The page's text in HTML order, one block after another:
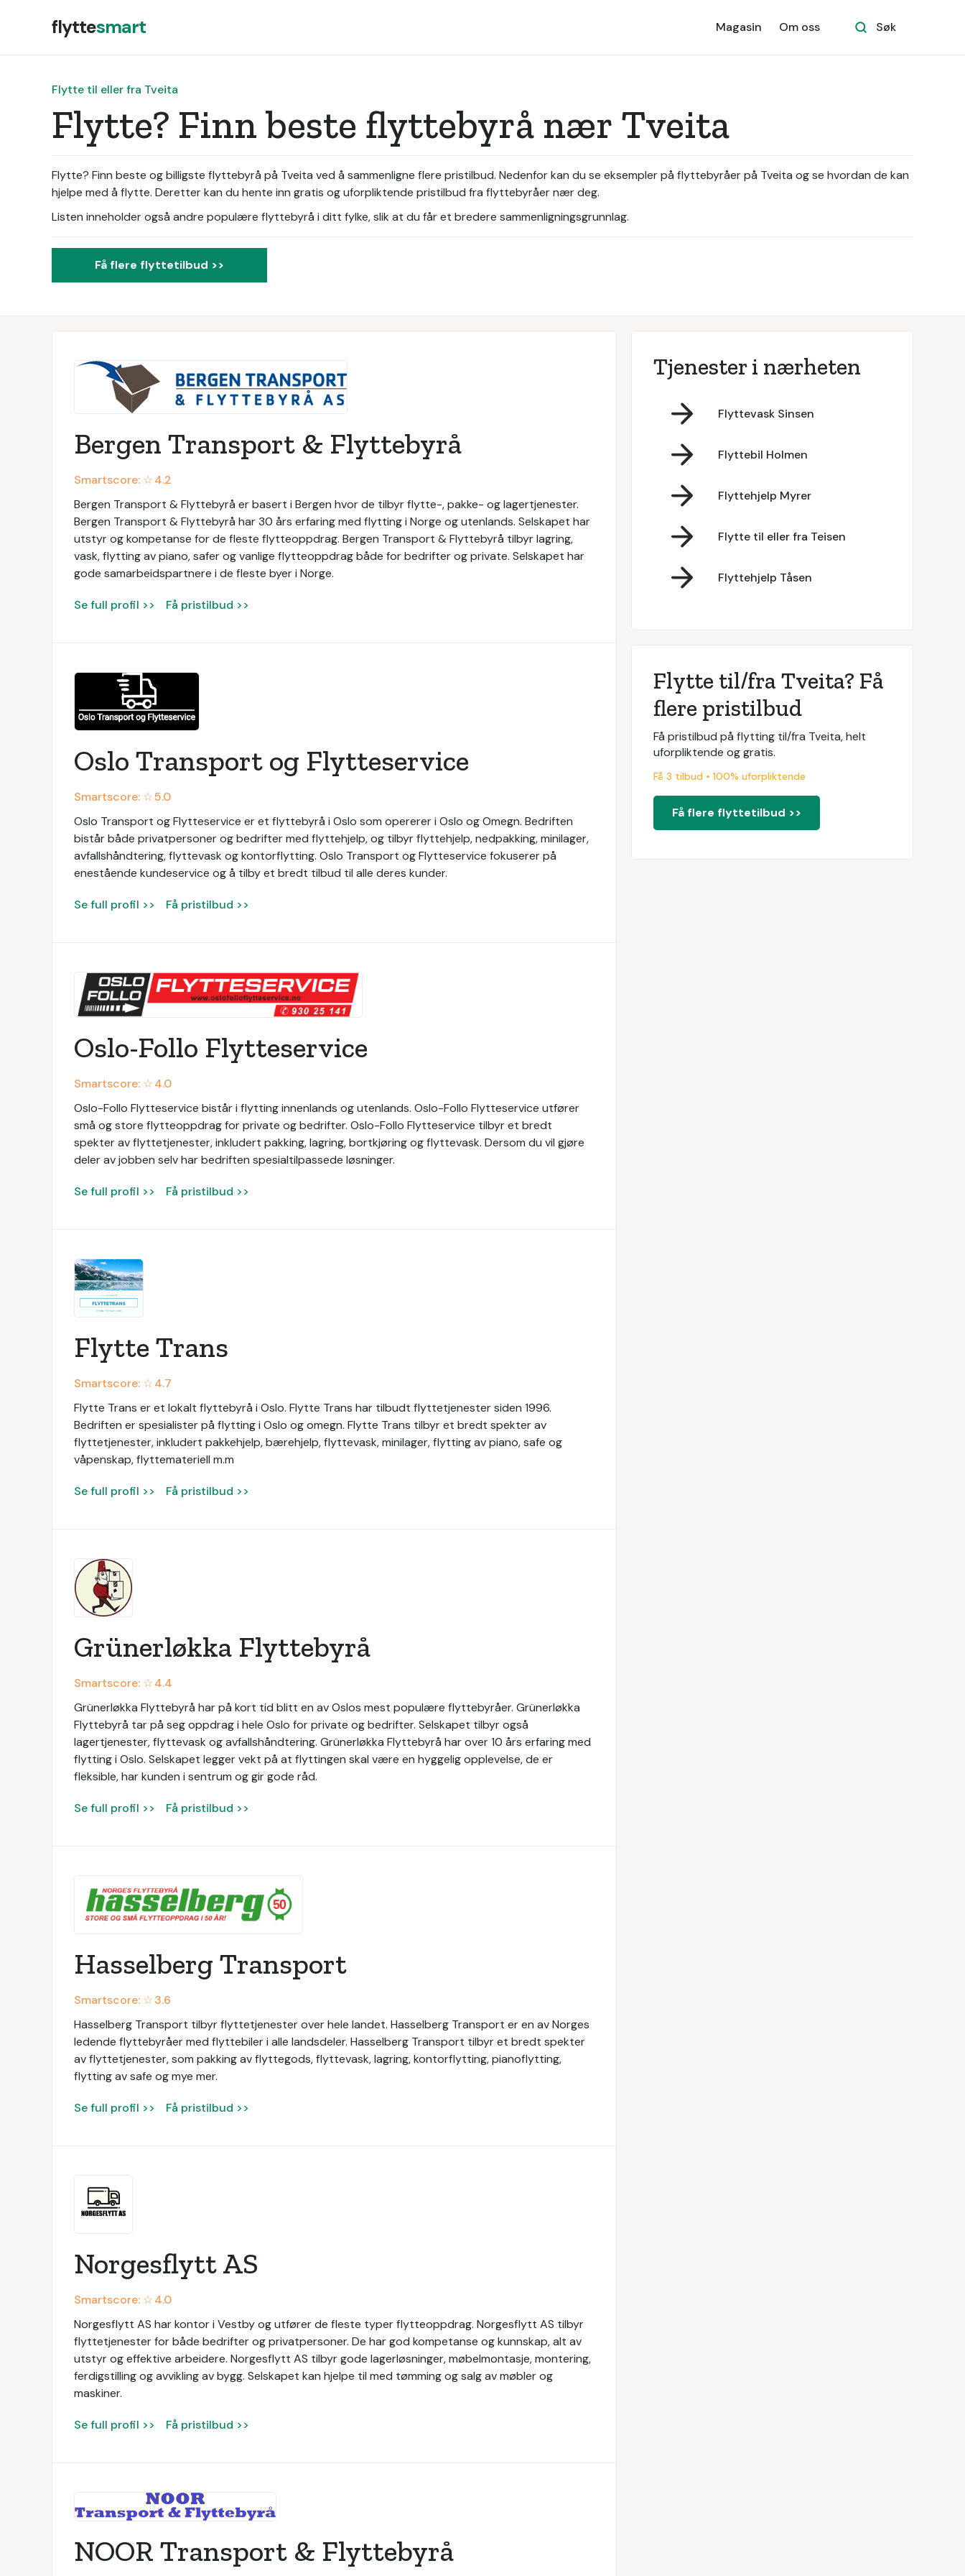
flyttesmart Magasin Om oss Søk
Flytte til eller fra Tveita
Flytte? Finn beste flyttebyrå nær Tveita
Flytte? Finn beste og billigste flyttebyrå på Tveita ved å sammenligne flere pristilbud. Nedenfor kan du se eksempler på flyttebyråer på Tveita og se hvordan de kan
hjelpe med å flytte. Deretter kan du hente inn gratis og uforpliktende pristilbud fra flyttebyråer nær deg.
Listen inneholder også andre populære flyttebyrå i ditt fylke, slik at du får et bredere sammenligningsgrunnlag.
Få flere flyttetilbud >>
Bergen Transport & Flyttebyrå
Smartscore: ☆4.2
Bergen Transport & Flyttebyrå er basert i Bergen hvor de tilbyr flytte-, pakke- og lagertjenester.
Bergen Transport & Flyttebyrå har 30 års erfaring med flytting i Norge og utenlands. Selskapet har
utstyr og kompetanse for de fleste flytteoppdrag. Bergen Transport & Flyttebyrå tilbyr lagring,
vask, flytting av piano, safer og vanlige flytteoppdrag både for bedrifter og private. Selskapet har
gode samarbeidspartnere i de fleste byer i Norge.
Se full profil >> Få pristilbud >>
Oslo Transport og Flytteservice
Smartscore: ☆5.0
Oslo Transport og Flytteservice er et flyttebyrå i Oslo som opererer i Oslo og Omegn. Bedriften
bistår både privatpersoner og bedrifter med flyttehjelp, og tilbyr flyttehjelp, nedpakking, minilager,
avfallshåndtering, flyttevask og kontorflytting. Oslo Transport og Flytteservice fokuserer på
enestående kundeservice og å tilby et bredt tilbud til alle deres kunder.
Se full profil >> Få pristilbud >>
Oslo-Follo Flytteservice
Smartscore: ☆4.0
Oslo-Follo Flytteservice bistår i flytting innenlands og utenlands. Oslo-Follo Flytteservice utfører
små og store flytteoppdrag for private og bedrifter. Oslo-Follo Flytteservice tilbyr et bredt
spekter av flyttetjenester, inkludert pakking, lagring, bortkjøring og flyttevask. Dersom du vil gjøre
deler av jobben selv har bedriften spesialtilpassede løsninger.
Se full profil >> Få pristilbud >>
Flytte Trans
Smartscore: ☆4.7
Flytte Trans er et lokalt flyttebyrå i Oslo. Flytte Trans har tilbudt flyttetjenester siden 1996.
Bedriften er spesialister på flytting i Oslo og omegn. Flytte Trans tilbyr et bredt spekter av
flyttetjenester, inkludert pakkehjelp, bærehjelp, flyttevask, minilager, flytting av piano, safe og
våpenskap, flyttemateriell m.m
Se full profil >> Få pristilbud >>
Grünerløkka Flyttebyrå
Smartscore: ☆4.4
Grünerløkka Flyttebyrå har på kort tid blitt en av Oslos mest populære flyttebyråer. Grünerløkka
Flyttebyrå tar på seg oppdrag i hele Oslo for private og bedrifter. Selskapet tilbyr også
lagertjenester, flyttevask og avfallshåndtering. Grünerløkka Flyttebyrå har over 10 års erfaring med
flytting i Oslo. Selskapet legger vekt på at flyttingen skal være en hyggelig opplevelse, de er
fleksible, har kunden i sentrum og gir gode råd.
Se full profil >> Få pristilbud >>
Hasselberg Transport
Smartscore: ☆3.6
Hasselberg Transport tilbyr flyttetjenester over hele landet. Hasselberg Transport er en av Norges
ledende flyttebyråer med flyttebiler i alle landsdeler. Hasselberg Transport tilbyr et bredt spekter
av flyttetjenester, som pakking av flyttegods, flyttevask, lagring, kontorflytting, pianoflytting,
flytting av safe og mye mer.
Se full profil >> Få pristilbud >>
Norgesflytt AS
Smartscore: ☆4.0
Norgesflytt AS har kontor i Vestby og utfører de fleste typer flytteoppdrag. Norgesflytt AS tilbyr
flyttetjenester for både bedrifter og privatpersoner. De har god kompetanse og kunnskap, alt av
utstyr og effektive arbeidere. Norgesflytt AS tilbyr gode lagerløsninger, møbelmontasje, montering,
ferdigstilling og avvikling av bygg. Selskapet kan hjelpe til med tømming og salg av møbler og
maskiner.
Se full profil >> Få pristilbud >>
NOOR Transport & Flyttebyrå
Tjenester i nærheten
Flyttevask Sinsen
Flyttebil Holmen
Flyttehjelp Myrer
Flytte til eller fra Teisen
Flyttehjelp Tåsen
Flytte til/fra Tveita? Få
flere pristilbud
Få pristilbud på flytting til/fra Tveita, helt
uforpliktende og gratis.
Få 3 tilbud • 100% uforpliktende
Få flere flyttetilbud >>